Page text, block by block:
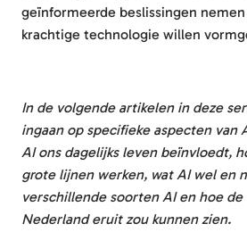
geïnformeerde beslissingen
krachtige technologie willen
In de volgende artikelen in deze
ingaan op specifieke aspecten van
AI ons dagelijks leven beïnvloedt,
grote lijnen werken, wat AI wel en
verschillende soorten AI en hoe
Nederland eruit zou kunnen zien.